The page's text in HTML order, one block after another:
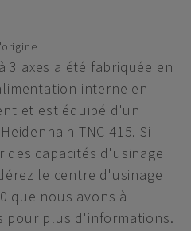
3 axes a été fabriquée en
interne en
et est équipé d'un
TNC 415. Si
capacités d'usinage
le centre d'usinage
que nous avons à
pour plus d'informations.